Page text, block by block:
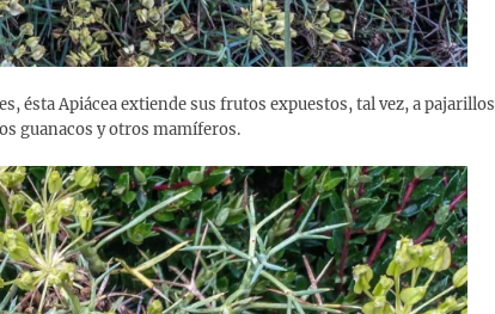
ésta Apiácea extiende sus frutos expuestos, tal vez, a pajarillos
guanacos y otros mamíferos.